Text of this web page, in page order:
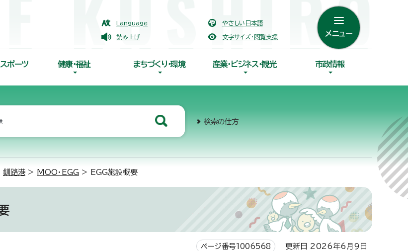
Language やさしい日本語
読み上げ 文字サイズ・閲覧支援 メニュー
スポーツ 健康・福祉 まちづくり・環境 産業・ビジネス・観光 市政情報
検索の仕方
釧路港 > MOO・EGG > EGG施設概要
ページ番号1006568 更新日 2026年6月9日